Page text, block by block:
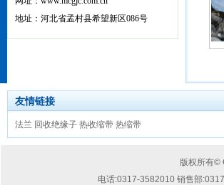
地址：河北省孟村县希望新区086号
友情链接
法兰 回收绝缘子 热收缩带 热缩带
版权所有©
电话:0317-3582010 销售部